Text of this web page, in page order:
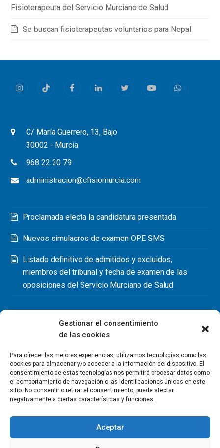
Gestionar el consentimiento
de las cookies
Para ofrecer las mejores experiencias, utilizamos tecnologías como las
cookies para almacenar y/o acceder a la información del dispositivo. El
consentimiento de estas tecnologías nos permitirá procesar datos como
el comportamiento de navegación o las identificaciones únicas en este
sitio. No consentir o retirar el consentimiento, puede afectar
negativamente a ciertas características y funciones.
Aceptar
Fisioterapeuta del Servicio Murciano de Salud
Se buscan fisioterapeutas voluntarios para Nepal
InstagramTiktok FacebookLinkedInTwitterYoutubeWhatsapp
C/ María Guerrero, 13, Bajo
30002 - Murcia
968 22 30 79
administracion@cfisiomurcia.com
Proclamada electa la candidatura presentada
Nuevos simulacros de examen OPE SMS
Listado definitivo de admitidos y excluidos,
miembros del tribunal y fecha de examen de las
oposiciones del Servicio Murciano de Salud